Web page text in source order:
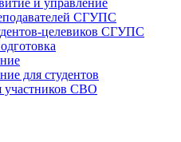
СГУПС
целевиков СГУПС
для студентов
участников СВО